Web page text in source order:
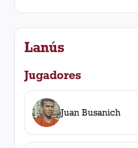
Lanús
Jugadores
Juan Busanich